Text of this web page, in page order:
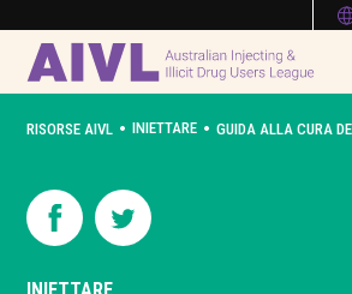
RISORSE AIVL • INIETTARE • GUIDA ALLA CURA